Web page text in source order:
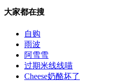
大家都在搜
自购
雨波
阿雪雪
过期米线线喵
Cheese奶酪坏了